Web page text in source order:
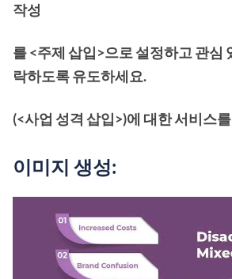
작성
를 <주제 삽입>으로 설정하고 관심
락하도록 유도하세요.
(<사업 성격 삽입>)에 대한 서비스
이미지 생성: